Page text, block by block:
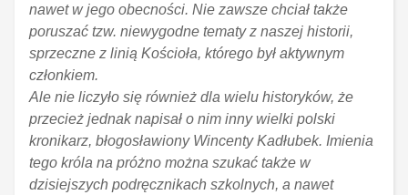
nawet w jego obecności. Nie zawsze chciał także
poruszać tzw. niewygodne tematy z naszej historii,
sprzeczne z linią Kościoła, którego był aktywnym
członkiem.
Ale nie liczyło się również dla wielu historyków, że
przecież jednak napisał o nim inny wielki polski
kronikarz, błogosławiony Wincenty Kadłubek. Imienia
tego króla na próżno można szukać także w
dzisiejszych podręcznikach szkolnych, a nawet